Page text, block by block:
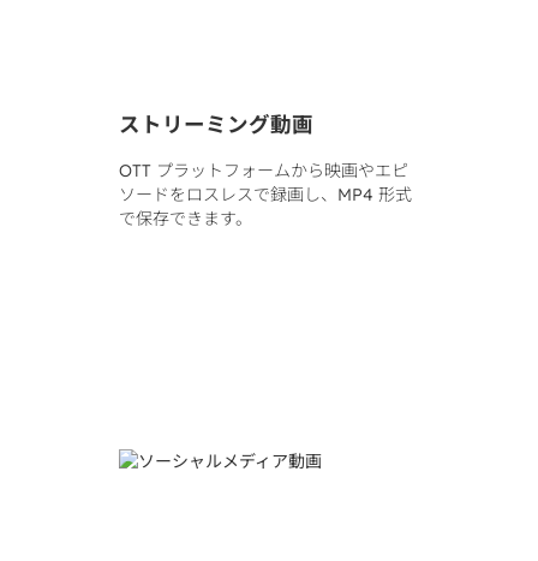
ストリーミング動画
OTT プラットフォームから映画やエピ
ソードをロスレスで録画し、MP4 形式
で保存できます。